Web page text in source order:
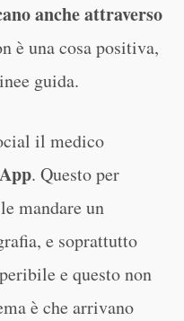
anche attraverso
è una cosa positiva,
guida.
il medico
. Questo per
mandare un
e soprattutto
e questo non
è che arrivano